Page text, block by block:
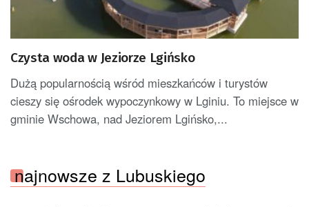
Czysta woda w Jeziorze Lgińsko
Dużą popularnością wśród mieszkańców i turystów
cieszy się ośrodek wypoczynkowy w Lginiu. To miejsce w
gminie Wschowa, nad Jeziorem Lgińsko,...
najnowsze z Lubuskiego